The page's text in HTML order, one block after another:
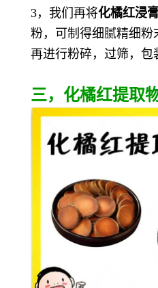
3，我们再将化橘红浸
粉，可制得细腻精细粉
再进行粉碎，过筛，包
三，化橘红提取